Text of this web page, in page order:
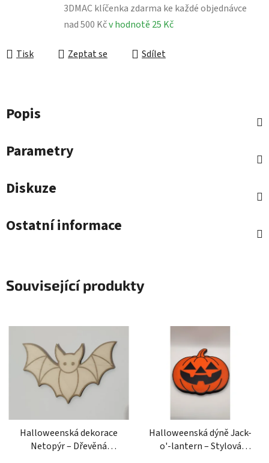
3DMAC klíčenka zdarma ke každé objednávce
nad 500 Kčv hodnotě 25 Kč
Tisk Zeptat se Sdílet
Popis
Parametry
Diskuze
Ostatní informace
Související produkty
Halloweenská dekorace
Netopýr – Dřevěná
Halloweenská dýně Jack-
o'-lantern – Stylová